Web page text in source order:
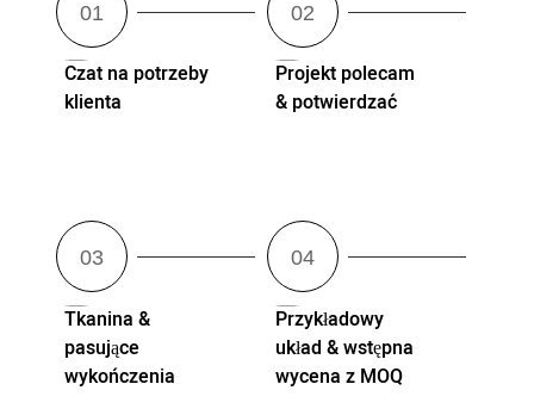
Czat na potrzeby
klienta
Projekt polecam
& potwierdzać
Tkanina &
pasujące
wykończenia
Przykładowy
układ & wstępna
wycena z MOQ